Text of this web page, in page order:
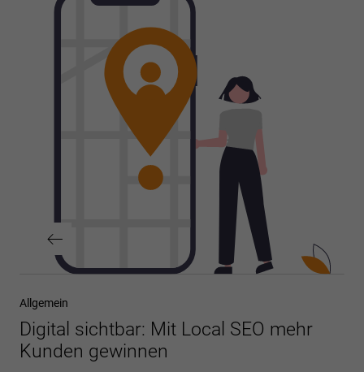
Vorheriger
Beitrag
Allgemein
Digital sichtbar: Mit Local SEO mehr
Kunden gewinnen